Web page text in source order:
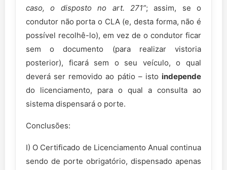
caso, o disposto no art. 271”; assim, se o
condutor não porta o CLA (e, desta forma, não é
possível recolhê-lo), em vez de o condutor ficar
sem o documento (para realizar vistoria
posterior), ficará sem o seu veículo, o qual
deverá ser removido ao pátio – isto independe
do licenciamento, para o qual a consulta ao
sistema dispensará o porte.
Conclusões:
I) O Certificado de Licenciamento Anual continua
sendo de porte obrigatório, dispensado apenas